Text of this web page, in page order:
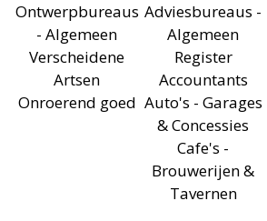
Ontwerpbureaus
- Algemeen
Verscheidene
Artsen
Onroerend goed
Adviesbureaus -
Algemeen
Register
Accountants
Auto's - Garages
& Concessies
Cafe's -
Brouwerijen &
Tavernen